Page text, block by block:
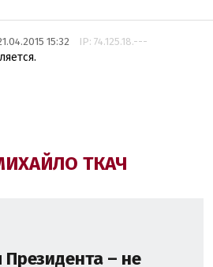
15:32 IP: 74.125.18.---
ТКАЧ
Президента – не